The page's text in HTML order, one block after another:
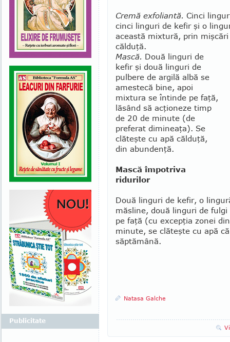
Cremă exfoliantă. Cinci
cinci linguri de kefir şi o
această mix­tură, prin
călduţă.
Mască. Două linguri de
kefir şi două linguri de
pulbere de argilă albă se
amestecă bine, apoi
mixtura se în­tinde pe faţă,
lăsând să acţioneze timp
de 20 de minute (de
preferat diminea­ţa). Se
clăteşte cu apă călduţă,
din abun­denţă.
Mască împotriva
ridurilor
Două linguri de kefir, o
măsline, două linguri de
pe faţă (cu excep­ţia zonei
minute, se clăteşte cu apă
săptămână.
Natasa Galche
Publicitate